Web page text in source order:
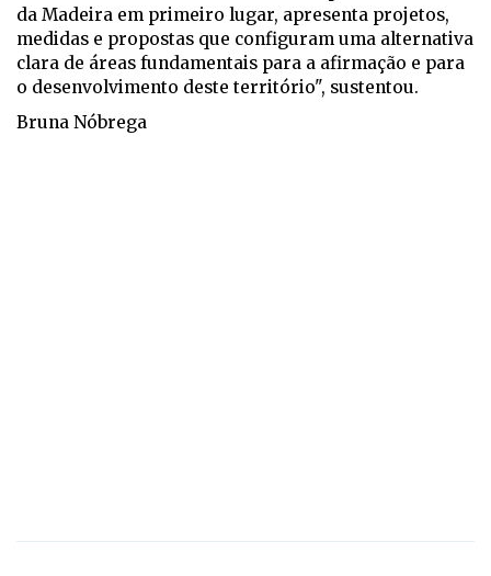
da Madeira em primeiro lugar, apresenta projetos,
medidas e propostas que configuram uma alternativa
clara de áreas fundamentais para a afirmação e para
o desenvolvimento deste território", sustentou.
Bruna Nóbrega